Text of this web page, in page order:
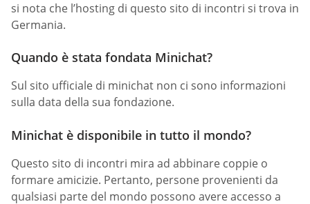
si nota che l’hosting di questo sito di incontri si trova in
Germania.
Quando è stata fondata Minichat?
Sul sito ufficiale di minichat non ci sono informazioni
sulla data della sua fondazione.
Minichat è disponibile in tutto il mondo?
Questo sito di incontri mira ad abbinare coppie o
formare amicizie. Pertanto, persone provenienti da
qualsiasi parte del mondo possono avere accesso a